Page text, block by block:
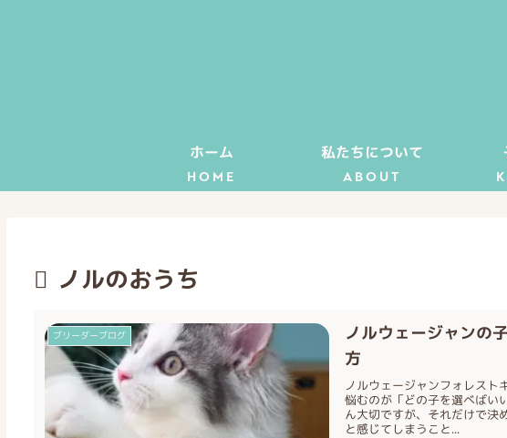
ホーム
HOME
私たちについて
ABOUT
ノルのおうち
ブリーダーブログ
ノルウェージャンの
方
ノルウェージャンフォレスト
悩むのが「どの子を選べばい
ん大切ですが、それだけで決
と感じてしまうこと...